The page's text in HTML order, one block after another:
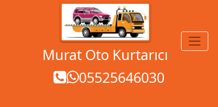
Murat Oto Kurtarıcı
05525646030
MENÜ